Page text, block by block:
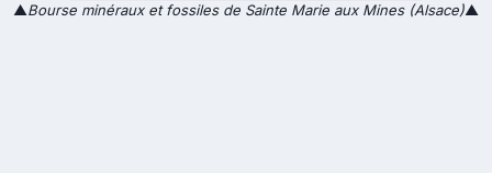
▲Bourse minéraux et fossiles de Sainte Marie aux Mines (Alsace)▲